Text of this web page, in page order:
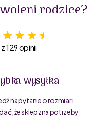
rodzice?
129 opinii
wysyłka
na pytanie o rozmiar i
że sklep zna potrzeby